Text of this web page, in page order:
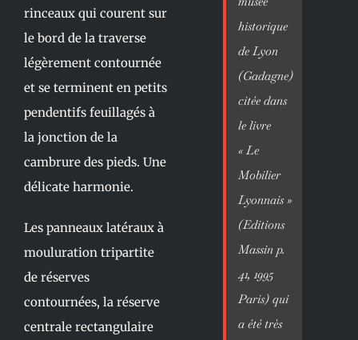
rinceaux qui courent sur
le bord de la traverse
légèrement contournée
et se terminent en petits
pendentifs feuillagés à
la jonction de la
cambrure des pieds. Une
délicate harmonie.
Les panneaux latéraux à
mouluration tripartite
de réserves
contournées, la réserve
centrale rectangulaire
historique
de Lyon
(Gadagne)
citée dans
le livre
« Le
Mobilier
Lyonnais »
(Editions
Massin p.
41, 1995
Paris) qui
a été très